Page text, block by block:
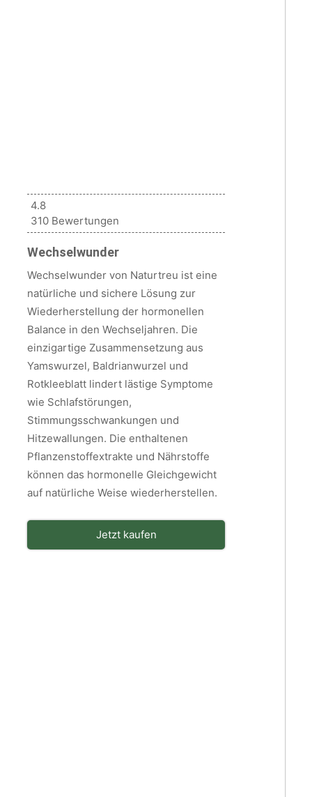
4.8
310 Bewertungen
Wechselwunder
Wechselwunder von Naturtreu ist eine
natürliche und sichere Lösung zur
Wiederherstellung der hormonellen
Balance in den Wechseljahren. Die
einzigartige Zusammensetzung aus
Yamswurzel, Baldrianwurzel und
Rotkleeblatt lindert lästige Symptome
wie Schlafstörungen,
Stimmungsschwankungen und
Hitzewallungen. Die enthaltenen
Pflanzenstoffextrakte und Nährstoffe
können das hormonelle Gleichgewicht
auf natürliche Weise wiederherstellen.
Jetzt kaufen